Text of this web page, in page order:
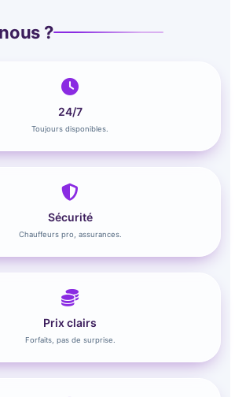
?
24/7
Toujours disponibles.
Sécurité
Chauffeurs pro, assurances.
Prix clairs
Forfaits, pas de surprise.